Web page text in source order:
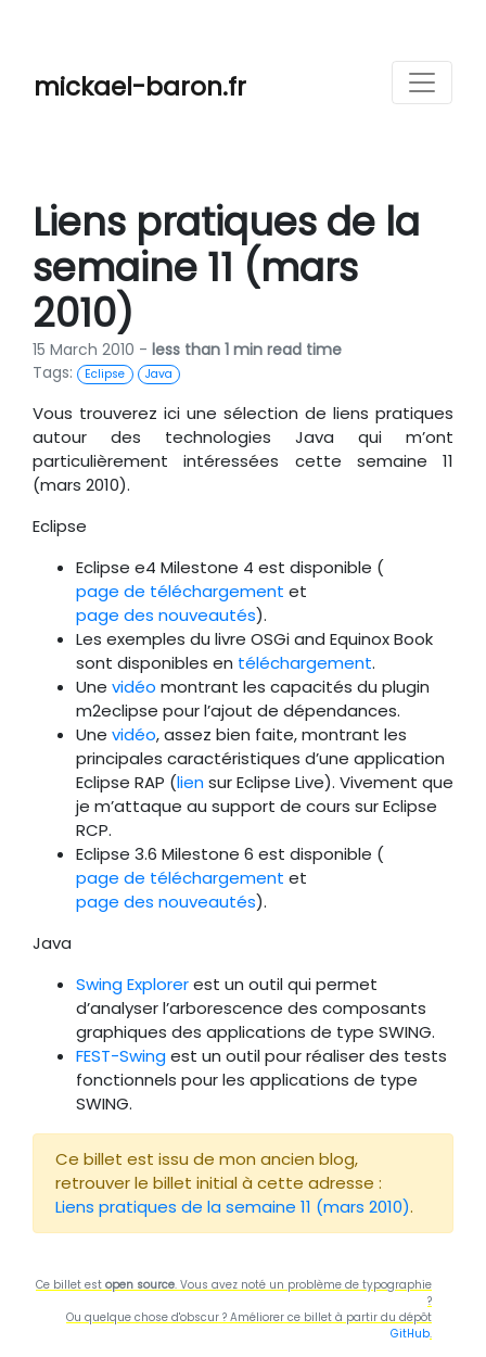
mickael-baron.fr
Liens pratiques de la
semaine 11 (mars
2010)
15 March 2010 - less than 1 min read time
Tags:
Eclipse Java
Vous trouverez ici une sélection de liens pratiques
autour des technologies Java qui m’ont
particulièrement intéressées cette semaine 11
(mars 2010).
Eclipse
Eclipse e4 Milestone 4 est disponible (
page de téléchargement et
page des nouveautés).
Les exemples du livre OSGi and Equinox Book
sont disponibles en téléchargement.
Une vidéo montrant les capacités du plugin
m2eclipse pour l’ajout de dépendances.
Une vidéo, assez bien faite, montrant les
principales caractéristiques d’une application
Eclipse RAP (liensur Eclipse Live). Vivement que
je m’attaque au support de cours sur Eclipse
RCP.
Eclipse 3.6 Milestone 6 est disponible (
page de téléchargement et
page des nouveautés).
Java
Swing Explorerest un outil qui permet
d’analyser l’arborescence des composants
graphiques des applications de type SWING.
FEST-Swingest un outil pour réaliser des tests
fonctionnels pour les applications de type
SWING.
Ce billet est issu de mon ancien blog,
retrouver le billet initial à cette adresse :
Liens pratiques de la semaine 11 (mars 2010).
Ce billet est open source. Vous avez noté un problème de typographie
?
Ou quelque chose d'obscur ? Améliorer ce billet à partir du dépôt
GitHub.